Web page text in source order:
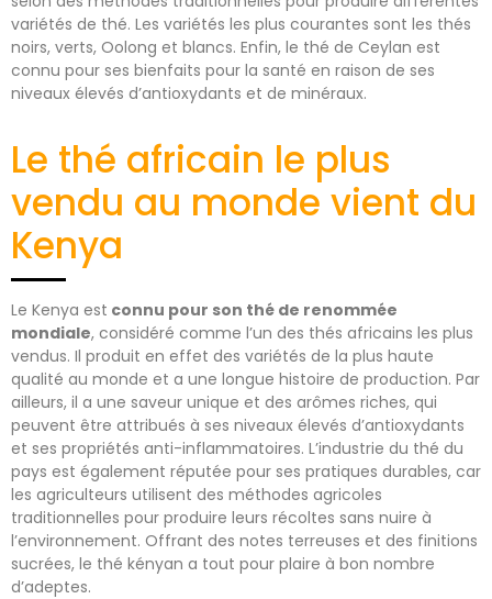
variétés de thé. Les variétés les plus courantes sont les thés
noirs, verts, Oolong et blancs. Enfin, le thé de Ceylan est
connu pour ses bienfaits pour la santé en raison de ses
niveaux élevés d’antioxydants et de minéraux.
Le thé africain le plus
vendu au monde vient du
Kenya
Le Kenya est connu pour son thé de renommée
mondiale, considéré comme l’un des thés africains les plus
vendus. Il produit en effet des variétés de la plus haute
qualité au monde et a une longue histoire de production. Par
ailleurs, il a une saveur unique et des arômes riches, qui
peuvent être attribués à ses niveaux élevés d’antioxydants
et ses propriétés anti-inflammatoires. L’industrie du thé du
pays est également réputée pour ses pratiques durables, car
les agriculteurs utilisent des méthodes agricoles
traditionnelles pour produire leurs récoltes sans nuire à
l’environnement. Offrant des notes terreuses et des finitions
sucrées, le thé kényan a tout pour plaire à bon nombre
d’adeptes.